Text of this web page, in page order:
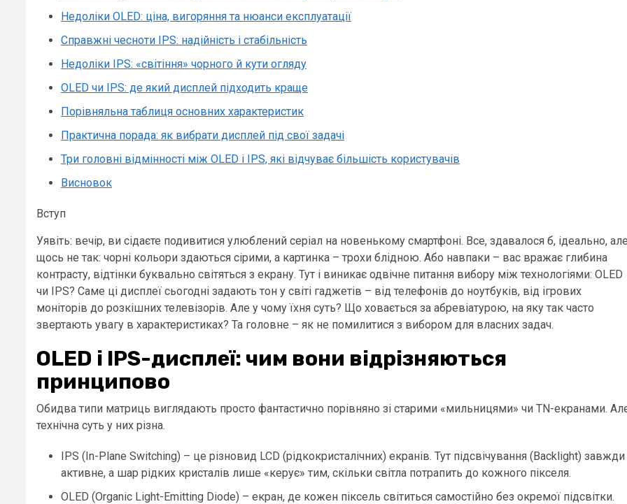
Недоліки OLED: ціна, вигоряння та нюанси експлуатації
Справжні чесноти IPS: надійність і стабільність
Недоліки IPS: «світіння» чорного й кути огляду
OLED чи IPS: де який дисплей підходить краще
Порівняльна таблиця основних характеристик
Практична порада: як вибрати дисплей під свої задачі
Три головні відмінності між OLED і IPS, які відчуває більшість користувачів
Висновок
Вступ
Уявіть: вечір, ви сідаєте подивитися улюблений серіал на новенькому смартфоні. Все, здавалося б, ідеально,
щось не так: чорні кольори здаються сірими, а картинка – трохи блідною. Або навпаки – вас вражає глибина
контрасту, відтінки буквально світяться з екрану. Тут і виникає одвічне питання вибору між технологіями: OLED
чи IPS? Саме ці дисплеї сьогодні задають тон у світі гаджетів – від телефонів до ноутбуків, від ігрових
моніторів до розкішних телевізорів. Але у чому їхня суть? Що ховається за абревіатурою, на яку так часто
звертають увагу в характеристиках? Та головне – як не помилитися з вибором для власних задач.
OLED і IPS-дисплеї: чим вони відрізняються
принципово
Обидва типи матриць виглядають просто фантастично порівняно зі старими «мильницями» чи TN-екранами.
технічна суть у них різна.
IPS (In-Plane Switching) – це різновид LCD (рідкокристалічних) екранів. Тут підсвічування (Backlight) завжди
активне, а шар рідких кристалів лише «керує» тим, скільки світла потрапить до кожного пікселя.
OLED (Organic Light-Emitting Diode) – екран, де кожен піксель світиться самостійно без окремої підсвітки.